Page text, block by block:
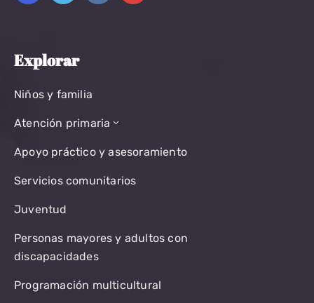
Explorar
Niños y familia
Atención primaria
Apoyo práctico y asesoramiento
Servicios comunitarios
Juventud
Personas mayores y adultos con
discapacidades
Programación multicultural